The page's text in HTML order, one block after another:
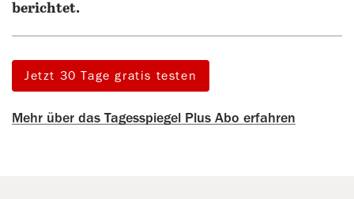
berichtet.
Jetzt 30 Tage gratis testen
Mehr über das Tagesspiegel Plus Abo erfahren